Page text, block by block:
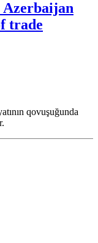
trade
qovuşuğunda